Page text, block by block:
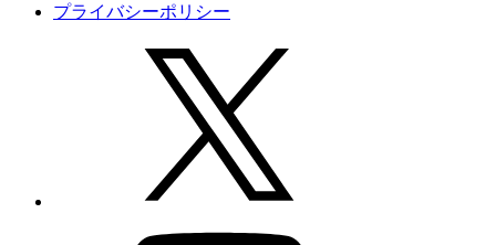
プライバシーポリシー